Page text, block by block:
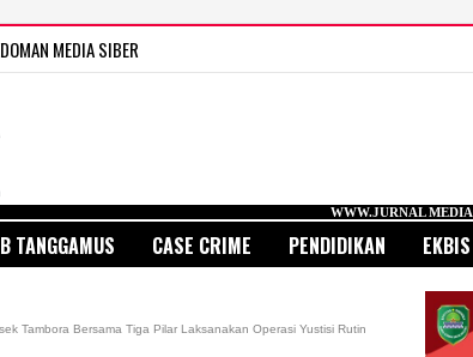
MEDIA SIBER
WWW.JURNAL MEDIA INDONESIA.COM
TANGGAMUS CASE CRIME PENDIDIKAN EKBIS
Tambora Bersama Tiga Pilar Laksanakan Operasi Yustisi Rutin